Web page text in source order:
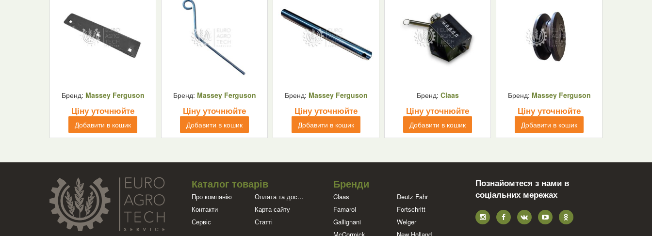
Бренд: Massey Ferguson
Ціну уточнюйте
Добавити в кошик
Бренд: Massey Ferguson
Ціну уточнюйте
Добавити в кошик
Бренд: Massey Ferguson
Ціну уточнюйте
Добавити в кошик
Бренд: Claas
Ціну уточнюйте
Добавити в кошик
Бренд: Massey Ferguson
Ціну уточнюйте
Добавити в кошик
Каталог товарів
Про компанію
Оплата та доставка
Контакти
Карта сайту
Сервіс
Статті
Бренди
Claas
Deutz Fahr
Famarol
Fortschritt
Gallignani
Welger
Познайомтеся з нами в
соціальних мережах